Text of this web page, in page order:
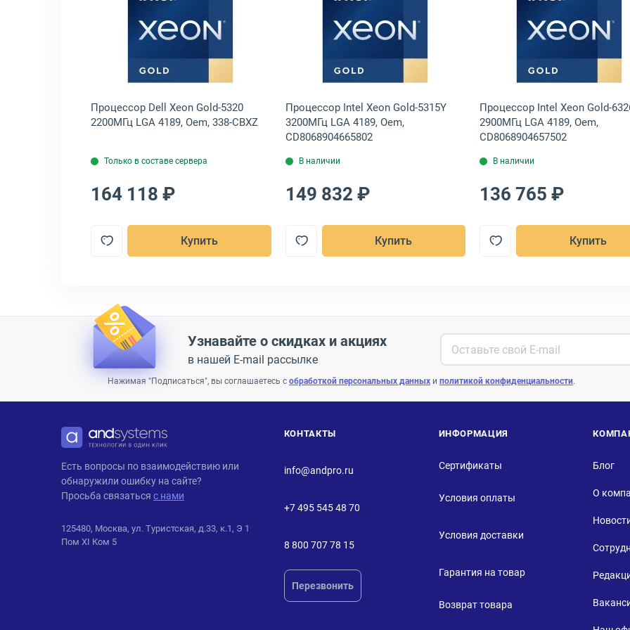
2600МГц LGA 4189, Oem, CD8068904572204
товар: Процессор Intel Xeon Gold-6346 3100МГц LGA 4189, Oem, CD8068904570201
Открыть товар: Процессор Dell Xeon Gold-5320 2200МГц LGA 4189, Oem, 338-CBXZ
Процессор Dell Xeon Gold-5320
2200МГц LGA 4189, Oem, 338-CBXZ
Только в составе сервера
164 118 ₽
Купить
Открыть товар: Процессор Intel Xeon Gold-5315Y
Процессор Intel Xeon Gold-5315Y
3200МГц LGA 4189, Oem,
CD8068904665802
В наличии
149 832 ₽
Купить
Открыть
Процессор Intel Xeon Gold-
2900МГц LGA 4189, Oem,
CD8068904657502
В наличии
136 765 ₽
Купить
Узнавайте о скидках и акциях
в нашей E-mail рассылке
Нажимая "Подписаться", вы соглашаетесь с обработкой персональных данных и политикой конфиденциальности.
ANDPRO
Есть вопросы по взаимодействию или
обнаружили ошибку на сайте?
Просьба связаться с нами
125480, Москва, ул. Туристская, д.33, к.1, Э 1
Пом XI Ком 5
КОНТАКТЫ
info@andpro.ru
+7 495 545 48 70
8 800 707 78 15
Перезвонить
ИНФОРМАЦИЯ
Сертификаты
Условия оплаты
Условия доставки
Гарантия на товар
Возврат товара
Блог
О